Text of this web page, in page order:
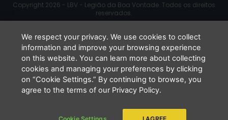
Copyright 2026 - LBV - Legião da Boa Vontade. Todos os direitos
reservados.
We respect your privacy. We use cookies to collect
information and improve your browsing experience
on this website. You can learn more about collecting
cookies and managing your preferences by clicking
on “Cookie Settings.” By continuing to browse, you
agree to the terms of our Privacy Policy.